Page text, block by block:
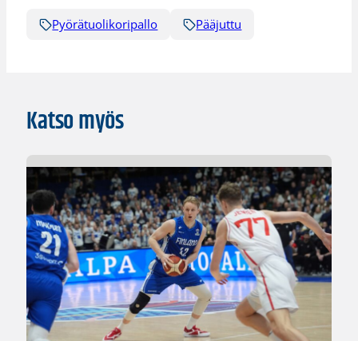
Pyörätuolikoripallo Pääjuttu
Katso myös